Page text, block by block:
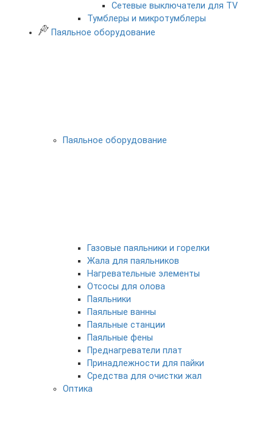
Сетевые выключатели для TV
Тумблеры и микротумблеры
Паяльное оборудование
Паяльное оборудование
Газовые паяльники и горелки
Жала для паяльников
Нагревательные элементы
Отсосы для олова
Паяльники
Паяльные ванны
Паяльные станции
Паяльные фены
Преднагреватели плат
Принадлежности для пайки
Средства для очистки жал
Оптика